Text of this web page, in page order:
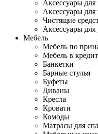
Аксессуары
Аксессуары для
Чистящие
Аксессуары для
Мебель
Мебель по
Мебель в кредит
Банкетки
Барные стулья
Буфеты
Диваны
Кресла
Кровати
Комоды
Матрасы для